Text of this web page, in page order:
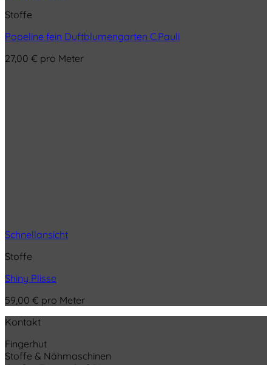
Stoffe
Popeline fein Duftblumengarten C.Pauli
27,00 € pro Meter
Schnellansicht
Stoffe
Shiny Plisse
59,00 € pro Meter
Kontakt
Fingerhut
Stoffe & Nähmaschinen